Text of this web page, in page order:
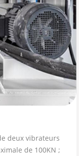
deux vibrateurs
de 100KN ;